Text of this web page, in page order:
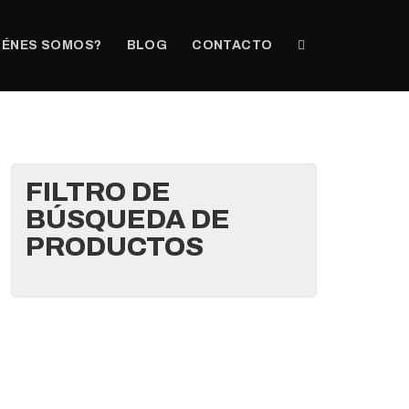
SOMOS? BLOG CONTACTO
FILTRO DE
BÚSQUEDA DE
PRODUCTOS